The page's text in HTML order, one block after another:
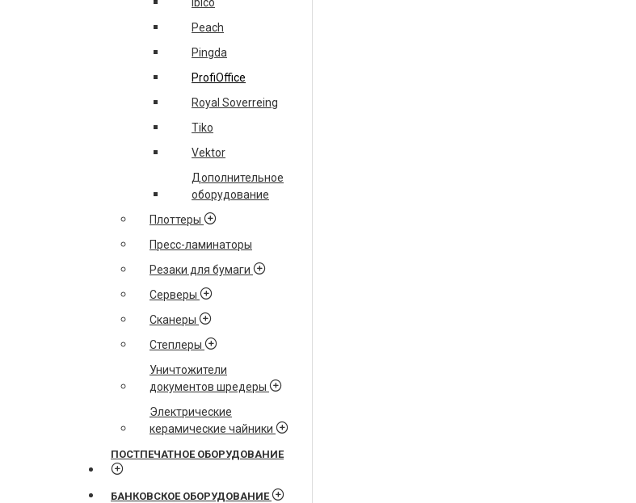
Peach
Pingda
ProfiOffice
Royal Soverreing
Tiko
Vektor
Дополнительное
оборудование
Плоттеры
Пресс-ламинаторы
Резаки для бумаги
Серверы
Сканеры
Степлеры
Уничтожители
документов шредеры
Электрические
керамические чайники
ПОСТПЕЧАТНОЕ ОБОРУДОВАНИЕ
БАНКОВСКОЕ ОБОРУДОВАНИЕ